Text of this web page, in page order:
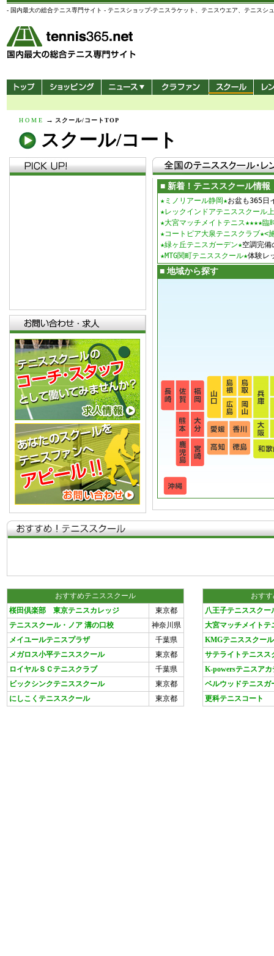
- 国内最大の総合テニス専門サイト - テニスショップ-テニスラケット、テニスウエア、テニスシ
HOME → スクール/コートTOP
スクール/コート
■ 新着！テニススクール情報
★ミノリアール静岡★お盆も365
★レックインドアテニススクール
★大宮マッチメイトテニス★★★★
★コートピア大泉テニスクラブ
★緑ヶ丘テニスガーデン★空調完
★MTG関町テニススクール★体験レ
■ 地域から探す
おすすめテニススクール
桜田倶楽部 東京テニスカレッジ
東京都
テニススクール・ノア 溝の口校
神奈川県
メイユールテニスプラザ
千葉県
メガロス小平テニススクール
東京都
ロイヤルＳＣテニスクラブ
千葉県
ビックシンクテニススクール
東京都
にしこくテニススクール
東京都
おす
八王子テニススクー
大宮マッチメイトテ
KMGテニススクー
サテライトテニスス
K-powersテニスア
ベルウッドテニスガ
更科テニスコート